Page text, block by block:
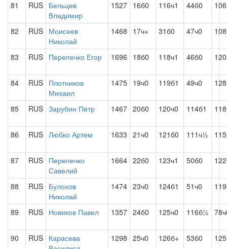
81 RUS Бельцев
Владимир
1527 16б0 116ч1 44б0
82 RUS Моисеев
Николай
1468 17ч+ 31б0 47ч0
83 RUS Перепечко Егор 1696 18б0 118ч1 46б0
84 RUS Плотников
Михаил
1475 19ч0 119б1 49ч0
85 RUS Зарубин Пётр 1467 20б0 120ч0 114б1
86 RUS Любко Артем 1633 21ч0 121б0 111ч½
87 RUS Перепечко
Савелий
1664 22б0 123ч1 50б0
88 RUS Булохов
Николай
1474 23ч0 124б1 51ч0
89 RUS Новиков Павел 1357 24б0 125ч0 116б½
90 RUS Карасева
1298 25ч0 126б+ 53б0